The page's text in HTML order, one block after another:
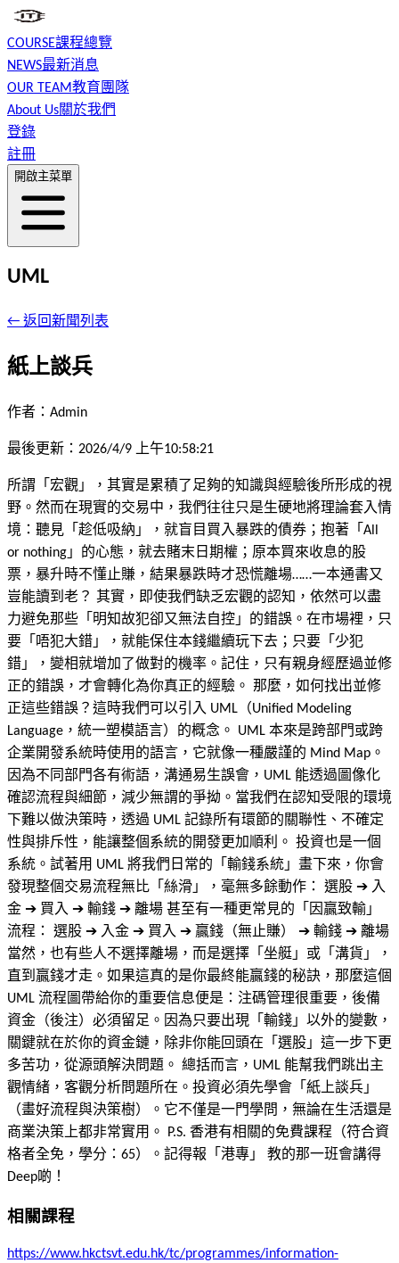
COURSE課程總覽
NEWS最新消息
OUR TEAM教育團隊
About Us關於我們
登錄
註冊
開啟主菜單
UML
← 返回新聞列表
紙上談兵
作者： Admin
最後更新： 2026/4/9 上午10:58:21
所謂「宏觀」，其實是累積了足夠的知識與經驗後所形成的視
野。然而在現實的交易中，我們往往只是生硬地將理論套入情
境：聽見「趁低吸納」，就盲目買入暴跌的債券；抱著「All
or nothing」的心態，就去賭末日期權；原本買來收息的股
票，暴升時不懂止賺，結果暴跌時才恐慌離場……一本通書又
豈能讀到老？ 其實，即使我們缺乏宏觀的認知，依然可以盡
力避免那些「明知故犯卻又無法自控」的錯誤。在市場裡，只
要「唔犯大錯」，就能保住本錢繼續玩下去；只要「少犯
錯」，變相就增加了做對的機率。記住，只有親身經歷過並修
正的錯誤，才會轉化為你真正的經驗。 那麼，如何找出並修
正這些錯誤？這時我們可以引入 UML（Unified Modeling
Language，統一塑模語言）的概念。 UML 本來是跨部門或跨
企業開發系統時使用的語言，它就像一種嚴謹的 Mind Map。
因為不同部門各有術語，溝通易生誤會，UML 能透過圖像化
確認流程與細節，減少無謂的爭拗。當我們在認知受限的環境
下難以做決策時，透過 UML 記錄所有環節的關聯性、不確定
性與排斥性，能讓整個系統的開發更加順利。 投資也是一個
系統。試著用 UML 將我們日常的「輸錢系統」畫下來，你會
發現整個交易流程無比「絲滑」，毫無多餘動作： 選股 ➔ 入
金 ➔ 買入 ➔ 輸錢 ➔ 離場 甚至有一種更常見的「因贏致輸」
流程： 選股 ➔ 入金 ➔ 買入 ➔ 贏錢（無止賺） ➔ 輸錢 ➔ 離場
當然，也有些人不選擇離場，而是選擇「坐艇」或「溝貨」，
直到贏錢才走。如果這真的是你最終能贏錢的秘訣，那麼這個
UML 流程圖帶給你的重要信息便是：注碼管理很重要，後備
資金（後注）必須留足。因為只要出現「輸錢」以外的變數，
關鍵就在於你的資金鏈，除非你能回頭在「選股」這一步下更
多苦功，從源頭解決問題。 總括而言，UML 能幫我們跳出主
觀情緒，客觀分析問題所在。投資必須先學會「紙上談兵」
（畫好流程與決策樹）。它不僅是一門學問，無論在生活還是
商業決策上都非常實用。 P.S. 香港有相關的免費課程（符合資
格者全免，學分：65）。記得報「港專」 教的那一班會講得
Deep啲！
相關課程
https://www.hkctsvt.edu.hk/tc/programmes/information-